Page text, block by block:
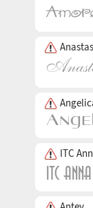
ITC